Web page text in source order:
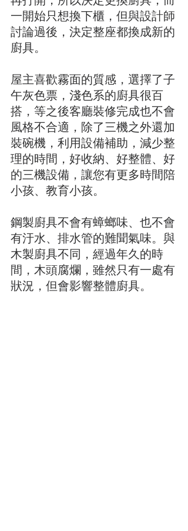
一開始只想換下櫃，但與設計師
討論過後，決定整座都換成新的
廚具。
屋主喜歡霧面的質感，選擇了子
午灰色票，淺色系的廚具很百
搭，等之後客廳裝修完成也不會
風格不合適，除了三機之外還加
裝碗機，利用設備補助，減少整
理的時間，好收納、好整體、好
的三機設備，讓您有更多時間陪
小孩、教育小孩。
鋼製廚具不會有蟑螂味、也不會
有汙水、排水管的難聞氣味。與
木製廚具不同，經過年久的時
間，木頭腐爛，雖然只有一處有
狀況，但會影響整體廚具。